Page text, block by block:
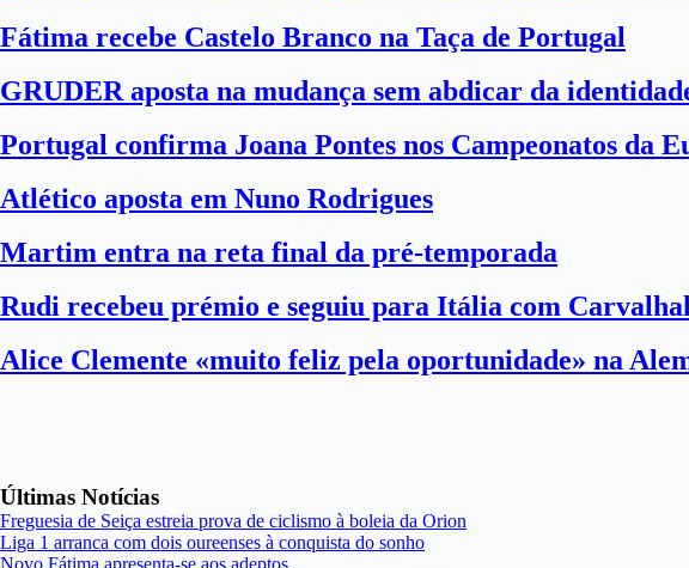
Fátima recebe Castelo Branco na Taça de Portugal
GRUDER aposta na mudança sem abdicar da
Portugal confirma Joana Pontes nos Campeonatos da
Atlético aposta em Nuno Rodrigues
Martim entra na reta final da pré-temporada
Rudi recebeu prémio e seguiu para Itália com Carvalhal
Alice Clemente «muito feliz pela oportunidade» na
Últimas Notícias
Freguesia de Seiça estreia prova de ciclismo à boleia da Orion
Liga 1 arranca com dois oureenses à conquista do sonho
Novo Fátima apresenta-se aos adeptos